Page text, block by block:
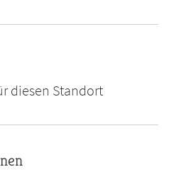
diesen Standort